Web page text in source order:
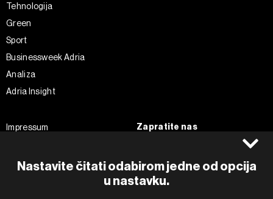
Nastavite čitati odabirom jedne od opcija
u nastavku.
Tehnologija
Green
Sport
Businessweek Adria
Analiza
Adria Insight
Impressum
Pravila privatnosti
Zapratite nas
Instagram
Twitter